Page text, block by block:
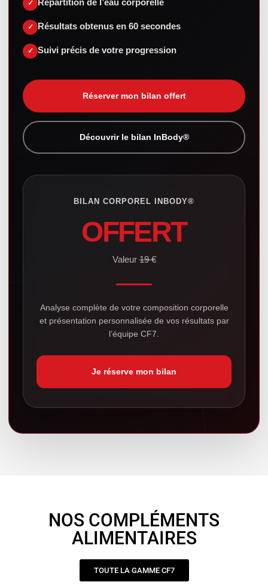
Résultats obtenus en 60 secondes
Suivi précis de votre progression
Réserver mon bilan offert
Découvrir le bilan InBody®
BILAN CORPOREL INBODY®
OFFERT
Valeur19 €
Analyse complète de votre composition corporelle
et présentation personnalisée de vos résultats par
l’équipe CF7.
Je réserve mon bilan
NOS COMPLÉMENTS
ALIMENTAIRES
TOUTE LA GAMME CF7